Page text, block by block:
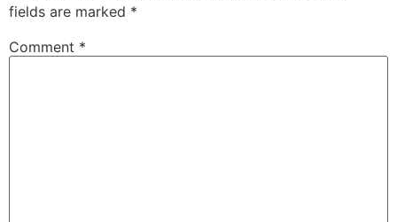
fields are marked *
Comment *